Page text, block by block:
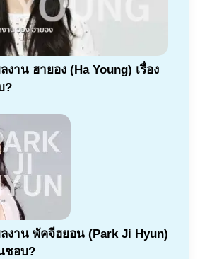
งาน ฮายอง (Ha Young) เรื่อง
?
งาน พัคจีฮยอน (Park Ji Hyun)
ชอบ?